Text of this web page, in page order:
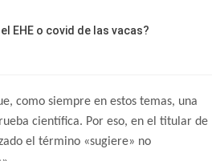
EHE o covid de las vacas?
como siempre en estos temas, una
científica. Por eso, en el titular de
el término «sugiere» no